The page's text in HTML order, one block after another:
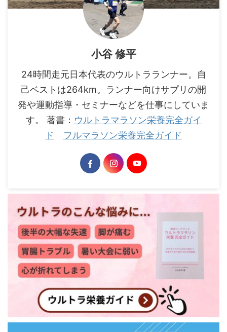
小谷 修平
24時間走元日本代表のウルトラランナー。自
己ベストは264km。ランナー向けサプリの開
発や運動指導・セミナーなどを仕事にしていま
す。 著書： ウルトラマラソン栄養完全ガイ
ド
フルマラソン栄養完全ガイド